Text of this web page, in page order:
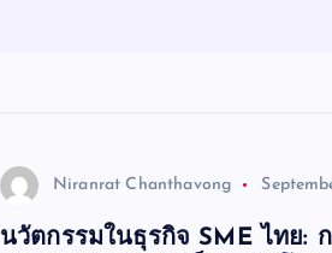
Niranrat Chanthavong
นวัตกรรมในธุรกิจ SME ไทย: